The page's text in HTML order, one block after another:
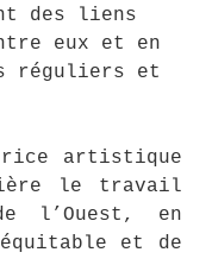
des liens
eux et en
réguliers et
artistique
le travail
l’Ouest, en
équitable et de